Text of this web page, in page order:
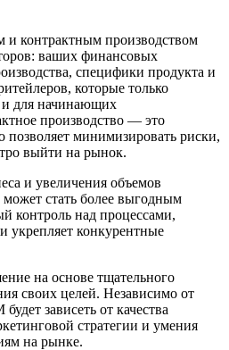
контрактным производством
ваших финансовых
специфики продукта и
которые только
для начинающих
производство — это
минимизировать риски,
выйти на рынок.
и увеличения объемов
может стать более выгодным
контроль над процессами,
укрепляет конкурентные
на основе тщательного
своих целей. Независимо от
зависеть от качества
стратегии и умения
на рынке.